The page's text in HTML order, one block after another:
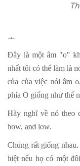
ㅗ
Đây là một âm "o"
nhất tôi có thể làm là
của của việc nói âm
phía O giống như thế
Hãy nghĩ về nó theo
bow, and low.
Chúng rất giống
biệt nếu họ có một